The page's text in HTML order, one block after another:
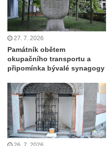
Lavička Václava Havla v
Upoutávka
na Mezní Louce
Kamenný obelisk na
brány
a svatého Jana
od Mezné
Socha vodníka na trase
Srbské Kamenici
Podstavec v zámecké
27. 7. 2026
Památník obětem
okupačního transportu a
připomínka bývalé synagogy